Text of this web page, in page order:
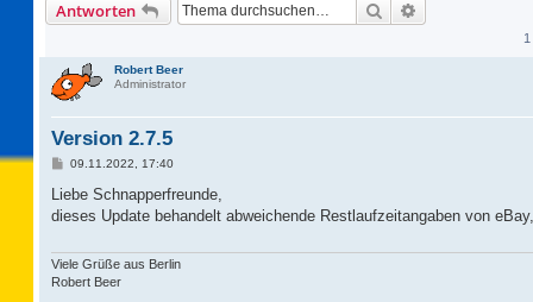
Antworten Suche
Robert Beer
Administrator
Version 2.7.5
B
i
r
09.11.2022, 17:40
Liebe Schnapperfreunde,
dieses Update behandelt abweichende Restlaufzeitangaben von
Viele Grüße aus Berlin
Robert Beer